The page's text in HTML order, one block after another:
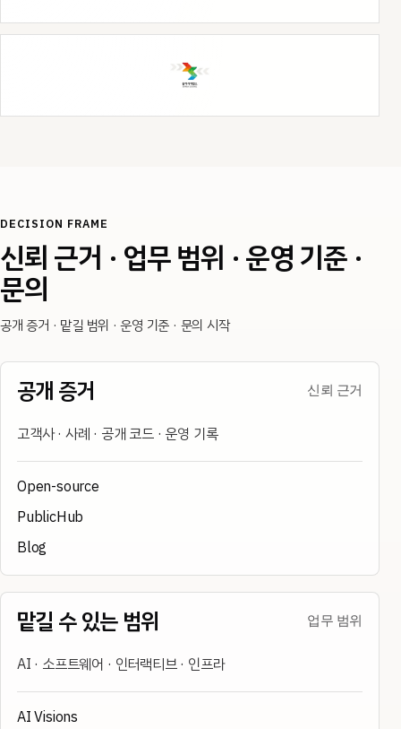
DECISION FRAME
신뢰 근거 · 업무 범위 · 운영 기준 ·
문의
공개 증거 · 맡길 범위 · 운영 기준 · 문의 시작
공개 증거 신뢰 근거
고객사 · 사례 · 공개 코드 · 운영 기록
Open-source
PublicHub
Blog
맡길 수 있는 범위 업무 범위
AI · 소프트웨어 · 인터랙티브 · 인프라
AI Visions